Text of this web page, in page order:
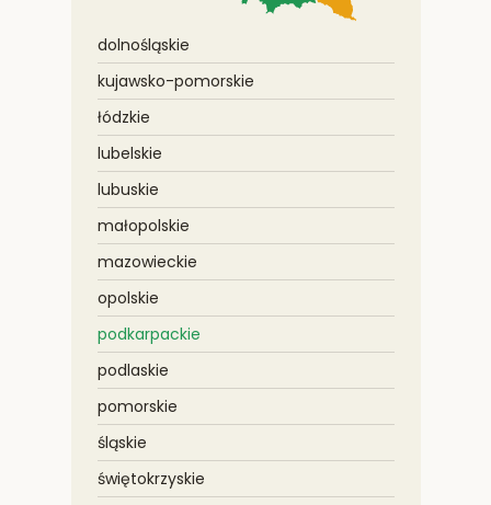
dolnośląskie
kujawsko-pomorskie
łódzkie
lubelskie
lubuskie
małopolskie
mazowieckie
opolskie
podkarpackie
podlaskie
pomorskie
śląskie
świętokrzyskie